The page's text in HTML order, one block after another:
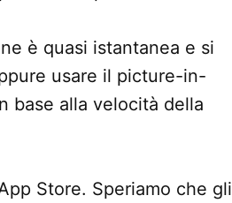
è quasi istantanea e si
usare il picture-in-
base alla velocità della
Store. Speriamo che gli